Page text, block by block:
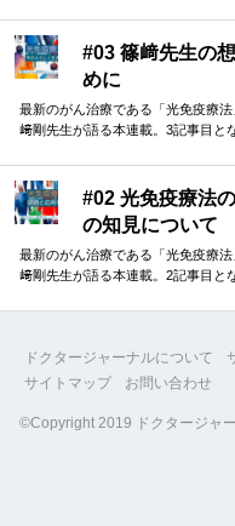
#03 篠﨑先生の
めに
最新のがん治療である「光免疫療
﨑剛先生が語る本連載。3記事目と
#02 光免疫療法
の知見について
最新のがん治療である「光免疫療
﨑剛先生が語る本連載。2記事目と
ドクタージャーナルについて
サイトマップ
お問い合わせ
©Copyright 2019 ドクタージャ